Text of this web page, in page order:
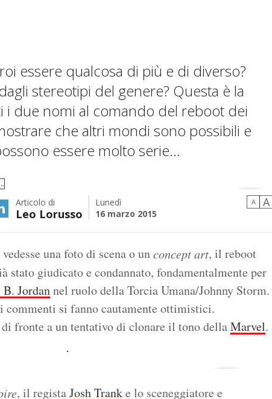
essere qualcosa di più e di diverso?
stereotipi del genere? Questa è la
i due nomi al comando del reboot dei
che altri mondi sono possibili e
essere molto serie...
Articolo di
Leo Lorusso
Lunedì
16 marzo 2015
A A
una foto di scena o unconcept art, il reboot
stato giudicato e condannato, fondamentalmente per
Jordannel ruolo della Torcia Umana/Johnny Storm.
si fanno cautamente ottimistici.
di fronte a un tentativo di clonare il tono dellaMarvel.
, il registaJosh Tranke lo sceneggiatore e